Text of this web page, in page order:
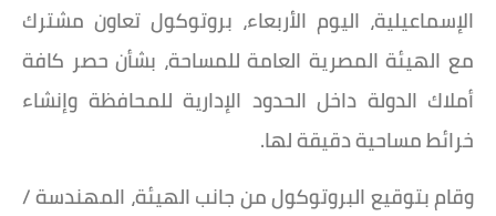
الإسماعيلية، اليوم الأربعاء، بروتوكول تعاون مشترك
مع الهيئة المصرية العامة للمساحة، بشأن حصر كافة
أملاك الدولة داخل الحدود الإدارية للمحافظة وإنشاء
خرائط مساحية دقيقة لها.
وقام بتوقيع البروتوكول من جانب الهيئة، المهندسة /